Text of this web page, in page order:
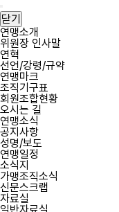
국
건
설
산
업
노
동
조
합
연
맹
뉴
열
기
닫기
연맹소개
위원장 인사말
연혁
선언/강령/규약
연맹마크
조직기구표
회원조합현황
오시는 길
연맹소식
공지사항
성명/보도
연맹일정
소식지
가맹조직소식
신문스크랩
자료실
국
건
설
산
업
노
동
조
합
연
맹
역
사